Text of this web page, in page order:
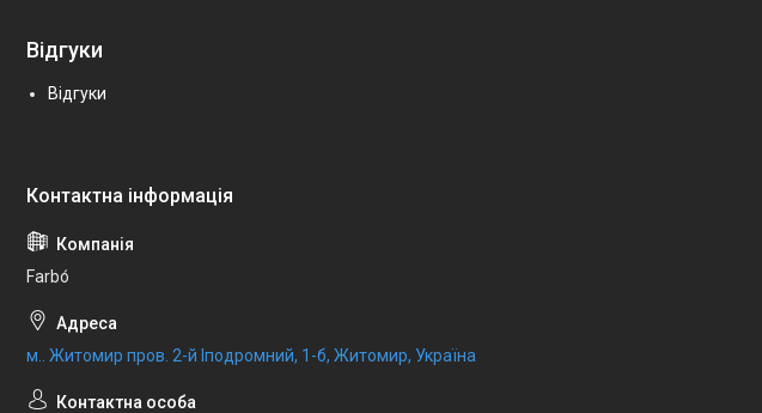
Відгуки
Відгуки
Farbо́
м.. Житомир пров. 2-й Іподромний, 1-б, Житомир, Україна